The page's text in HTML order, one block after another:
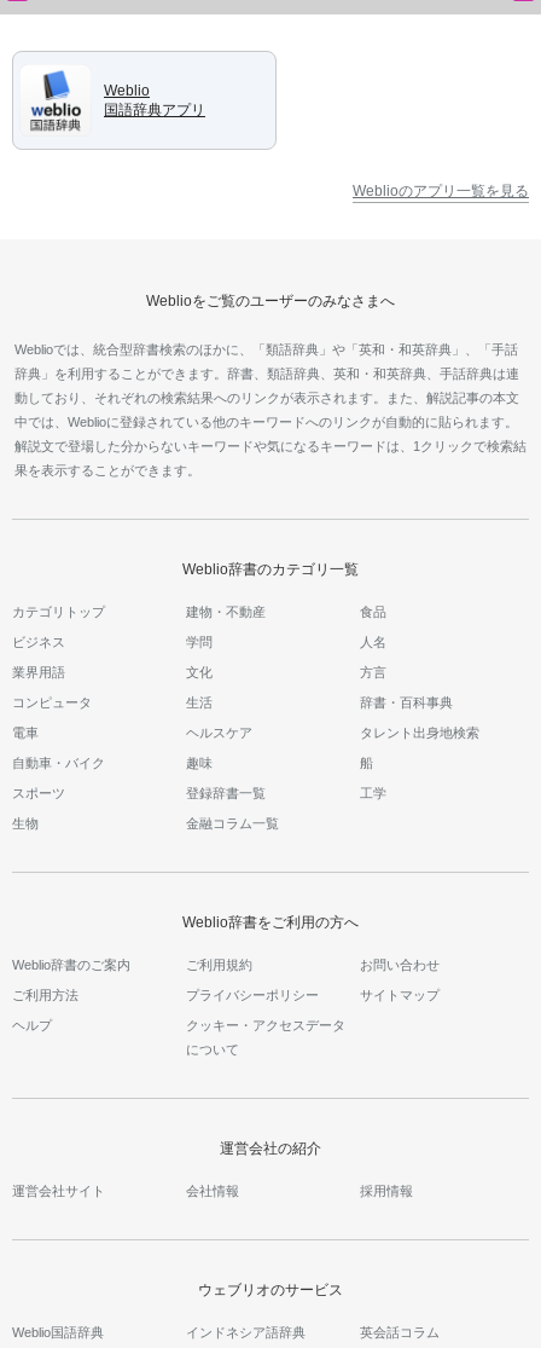
Weblio
国語辞典アプリ
Weblioのアプリ一覧を見る
Weblioをご覧のユーザーのみなさまへ
Weblioでは、統合型辞書検索のほかに、「類語辞典」や「英和・和英辞典」、「手話
辞典」を利用することができます。辞書、類語辞典、英和・和英辞典、手話辞典は連
動しており、それぞれの検索結果へのリンクが表示されます。また、解説記事の本文
中では、Weblioに登録されている他のキーワードへのリンクが自動的に貼られます。
解説文で登場した分からないキーワードや気になるキーワードは、1クリックで検索結
果を表示することができます。
Weblio辞書のカテゴリ一覧
カテゴリトップ 建物・不動産 食品
ビジネス 学問 人名
業界用語 文化 方言
コンピュータ 生活 辞書・百科事典
電車 ヘルスケア タレント出身地検索
自動車・バイク 趣味 船
スポーツ 登録辞書一覧 工学
生物 金融コラム一覧
Weblio辞書をご利用の方へ
Weblio辞書のご案内 ご利用規約 お問い合わせ
ご利用方法 プライバシーポリシー サイトマップ
ヘルプ
クッキー・アクセスデータ
について
運営会社の紹介
運営会社サイト 会社情報 採用情報
ウェブリオのサービス
Weblio国語辞典 インドネシア語辞典 英会話コラム